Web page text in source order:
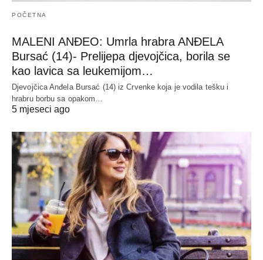
POČETNA
MALENI ANĐEO: Umrla hrabra ANĐELA
Bursać (14)- Prelijepa djevojčica, borila se
kao lavica sa leukemijom…
Djevojčica Anđela Bursać (14) iz Crvenke koja je vodila tešku i
hrabru borbu sa opakom…
5 mjeseci ago